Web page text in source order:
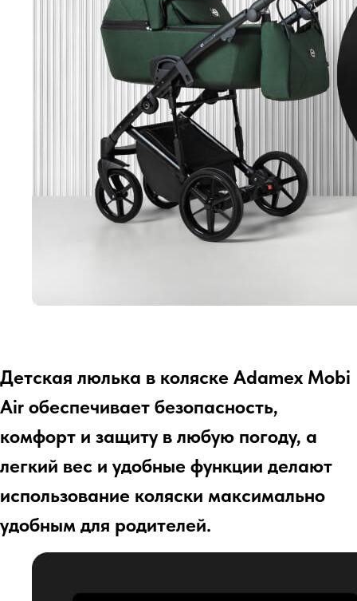
Детская люлька в коляске Adamex Mobi
Air обеспечивает безопасность,
комфорт и защиту в любую погоду, а
легкий вес и удобные функции делают
использование коляски максимально
удобным для родителей.